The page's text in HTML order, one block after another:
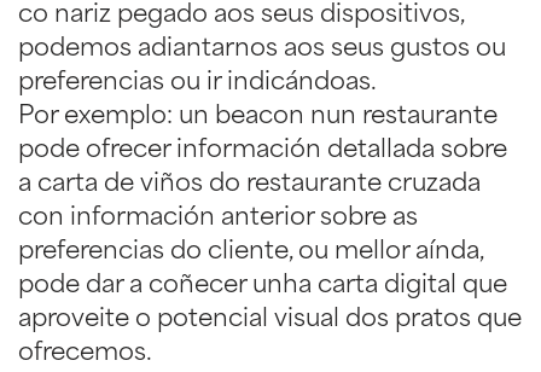
co nariz pegado aos seus dispositivos,
podemos adiantarnos aos seus gustos ou
preferencias ou ir indicándoas.
Por exemplo: un beacon nun restaurante
pode ofrecer información detallada sobre
a carta de viños do restaurante cruzada
con información anterior sobre as
preferencias do cliente, ou mellor aínda,
pode dar a coñecer unha carta digital que
aproveite o potencial visual dos pratos que
ofrecemos.